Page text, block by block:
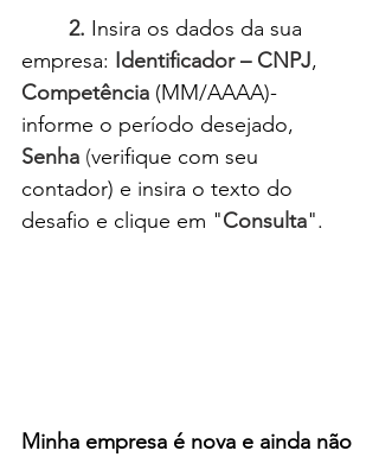
2. Insira os dados da sua
empresa: Identificador – CNPJ,
Competência (MM/AAAA)-
informe o período desejado,
Senha (verifique com seu
contador) e insira o texto do
desafio e clique em "Consulta".
Minha empresa é nova e ainda não